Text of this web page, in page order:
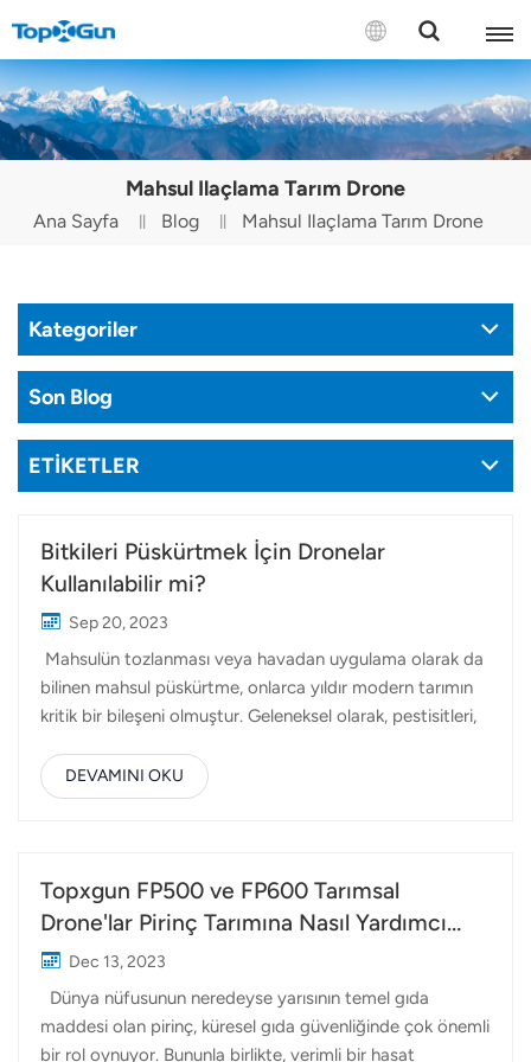
BİZE ULAŞIN
English
Español
Português(Portugal)
Português(Brasil)
Mahsul Ilaçlama Tarım Drone
Ana Sayfa Blog Mahsul Ilaçlama Tarım Drone
Kategoriler
Son Blog
ETİKETLER
Bitkileri Püskürtmek İçin Dronelar
Kullanılabilir mi?
Sep 20, 2023
Mahsulün tozlanması veya havadan uygulama olarak da
bilinen mahsul püskürtme, onlarca yıldır modern tarımın
kritik bir bileşeni olmuştur. Geleneksel olarak, pestisitleri,
için insanlı uçaklar kullanılıyordu. Etkili olmasına rağmen,
bu yöntemin yüksek işletme maliyetleri ve belirli alanları
ortamı önemli bir dönüşüme tanık oldu. Özel ilaçlama
sistemleriyle donatılmış drone'lar, mahsul ilaçlama için
Tarım droneları alanında faaliyet gösteren Topxgun,
teklifler Hassas tarım için drone püskürtme. Topxgun
Püskürtme Drone'larını Kullanmanın Avantajları:H...
DEVAMINI OKU
Topxgun FP500 ve FP600 Tarımsal
Drone'lar Pirinç Tarımına Nasıl Yardımcı
Olur?Dec 13, 2023
Dünya nüfusunun neredeyse yarısının temel gıda
maddesi olan pirinç, küresel gıda güvenliğinde çok önemli
bir rol oynuyor. Bununla birlikte, verimli bir hasat